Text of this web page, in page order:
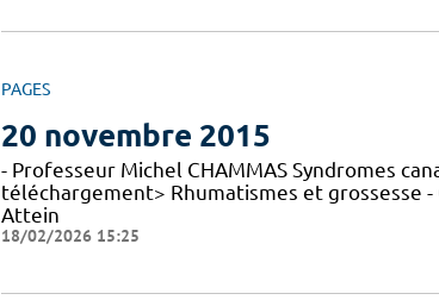
PAGES
20 novembre 2015
- Professeur Michel CHAMMAS Syndromes
téléchargement> Rhumatismes et grossesse
Attein
18/02/2026 15:25